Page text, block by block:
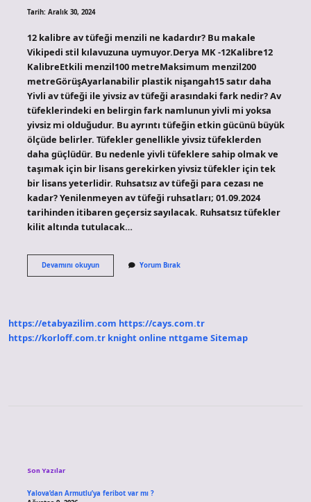
Tarih: Aralık 30, 2024
12 kalibre av tüfeği menzili ne kadardır? Bu makale
Vikipedi stil kılavuzuna uymuyor.Derya MK -12Kalibre12
KalibreEtkili menzil100 metreMaksimum menzil200
metreGörüşAyarlanabilir plastik nişangah15 satır daha
Yivli av tüfeği ile yivsiz av tüfeği arasındaki fark nedir? Av
tüfeklerindeki en belirgin fark namlunun yivli mi yoksa
yivsiz mi olduğudur. Bu ayrıntı tüfeğin etkin gücünü büyük
ölçüde belirler. Tüfekler genellikle yivsiz tüfeklerden
daha güçlüdür. Bu nedenle yivli tüfeklere sahip olmak ve
taşımak için bir lisans gerekirken yivsiz tüfekler için tek
bir lisans yeterlidir. Ruhsatsız av tüfeği para cezası ne
kadar? Yenilenmeyen av tüfeği ruhsatları; 01.09.2024
tarihinden itibaren geçersiz sayılacak. Ruhsatsız tüfekler
kilit altında tutulacak…
Devamını okuyunKaç
Çeşit
Yorum Bırak
https://etabyazilim.com https://cays.com.tr
https://korloff.com.tr knight online nttgame Sitemap
Son Yazılar
Yalova’dan Armutlu’ya feribot var mı ?